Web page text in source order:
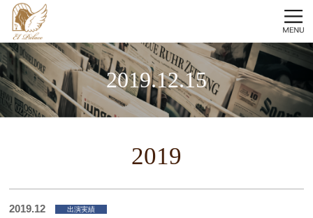
2019.12.15
2019
2019.12 出演実績